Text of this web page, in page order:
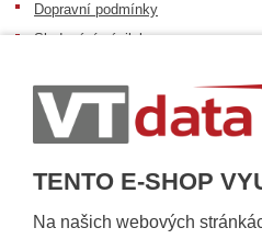
TENTO E-SHOP
Na našich webových
Dopravní podmínky
Sledování zásilek
Informace k dostupnosti zboží
Obecné informace